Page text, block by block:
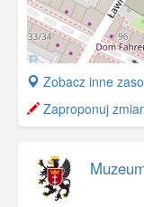
+
−
Zobacz inne
Zaproponuj